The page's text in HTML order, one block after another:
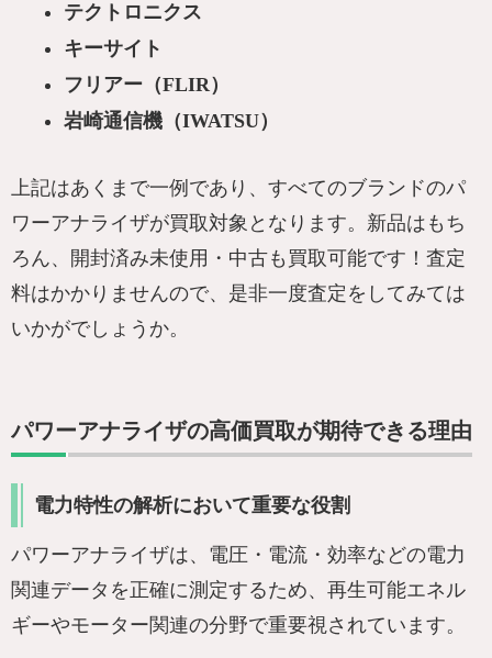
テクトロニクス
キーサイト
フリアー（FLIR）
岩崎通信機（IWATSU）
上記はあくまで一例であり、すべてのブランドのパ
ワーアナライザが買取対象となります。新品はもち
ろん、開封済み未使用・中古も買取可能です！査定
料はかかりませんので、是非一度査定をしてみては
いかがでしょうか。
パワーアナライザの高価買取が期待できる理由
電力特性の解析において重要な役割
パワーアナライザは、電圧・電流・効率などの電力
関連データを正確に測定するため、再生可能エネル
ギーやモーター関連の分野で重要視されています。